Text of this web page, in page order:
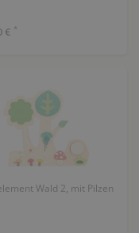
€ *
Wald 2, mit Pilzen